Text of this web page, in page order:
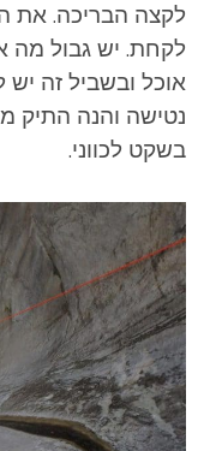
לקצה הבריכה. את
לקחת. יש גבול מה
אוכל ובשביל זה יש
נטישה והנה התיק
בשקט לכווני.